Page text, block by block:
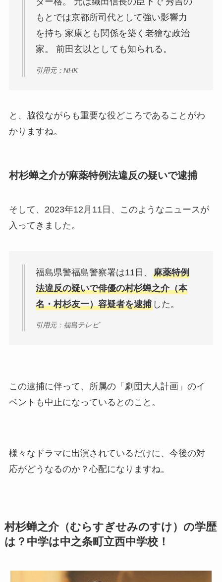
もとでは京都所司代として強い影響力
を持ち 家康とも関係を築く老獪な政治
家。 前田玄以としても知られる。
引用元：NHK
と、脇役ながらも重要な役どころであることがわ
かりますね。
村杉蝉之介が麻薬特例法違反の疑いで逮捕
そして、2023年12月11日、このようなニュースが
入ってきました。
福島県警福島警察署は11日、 麻薬特例
法違反の疑いで俳優の村杉蝉之介（本
名・村杉友一）容疑者を逮捕した。
引用元：福島テレビ
この逮捕に伴って、所属の「劇団大人計画」のイ
ベントも中止になっているとのこと。
様々なドラマに出演されているだけに、今後の対
応がどうなるのか？心配になりますね。
村杉蝉之介（むらすぎせみのすけ）の学歴
は？中学は中之条町立西中学校！